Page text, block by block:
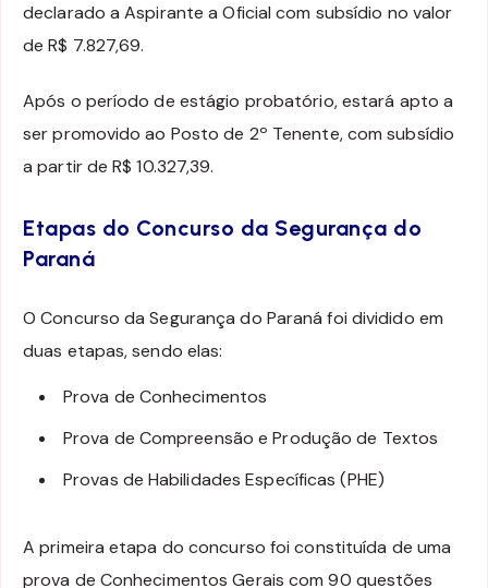
declarado a Aspirante a Oficial com subsídio no valor
de R$ 7.827,69.
Após o período de estágio probatório, estará apto a
ser promovido ao Posto de 2º Tenente, com subsídio
a partir de R$ 10.327,39.
Etapas do Concurso da Segurança do
Paraná
O Concurso da Segurança do Paraná foi dividido em
duas etapas, sendo elas:
Prova de Conhecimentos
Prova de Compreensão e Produção de Textos
Provas de Habilidades Específicas (PHE)
A primeira etapa do concurso foi constituída de uma
prova de Conhecimentos Gerais com 90 questões